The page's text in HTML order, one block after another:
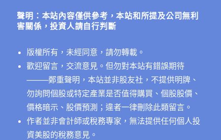
聲明：本站內容僅供參考，本站和所提及公司無利
害關係，投資人請自行判斷
版權所有，未經同意，請勿轉載。
歡迎留言，交流意見。但勿對本站有錯誤期待
────鄭重聲明，本站並非股友社，不提供明牌、
勿詢問個股或特定產業是否值得購買、個股股價、
價格暗示、股價預測；違者一律刪除此類留言。
作者並非會計師或稅務專家，無法提供任何個人投
資美股的稅務意見。